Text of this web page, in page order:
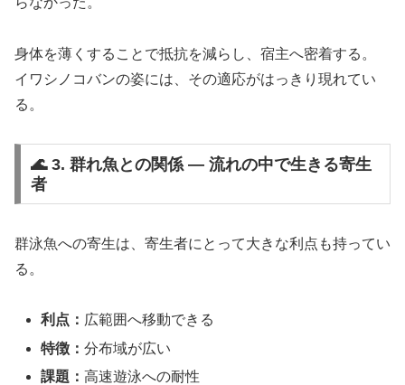
身体を薄くすることで抵抗を減らし、宿主へ密着する。
イワシノコバンの姿には、その適応がはっきり現れてい
る。
🌊 3. 群れ魚との関係 ― 流れの中で生きる寄生
者
群泳魚への寄生は、寄生者にとって大きな利点も持ってい
る。
利点： 広範囲へ移動できる
特徴：分布域が広い
課題：高速遊泳への耐性